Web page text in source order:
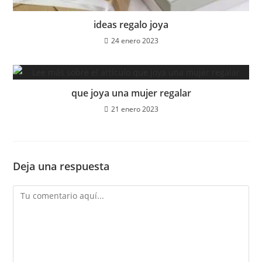
ideas regalo joya
24 enero 2023
que joya una mujer regalar
21 enero 2023
Deja una respuesta